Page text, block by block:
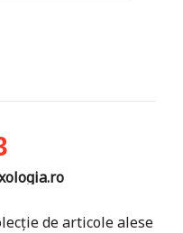
de articole alese